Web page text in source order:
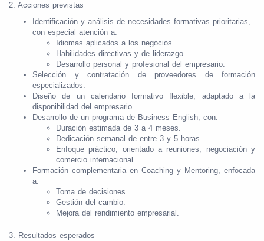
2. Acciones previstas
Identificación y análisis de necesidades formativas prioritarias,
con especial atención a:
Idiomas aplicados a los negocios.
Habilidades directivas y de liderazgo.
Desarrollo personal y profesional del empresario.
Selección y contratación de proveedores de formación
especializados.
Diseño de un calendario formativo flexible, adaptado a la
disponibilidad del empresario.
Desarrollo de un programa de Business English, con:
Duración estimada de 3 a 4 meses.
Dedicación semanal de entre 3 y 5 horas.
Enfoque práctico, orientado a reuniones, negociación y
comercio internacional.
Formación complementaria en Coaching y Mentoring, enfocada
a:
Toma de decisiones.
Gestión del cambio.
Mejora del rendimiento empresarial.
3. Resultados esperados